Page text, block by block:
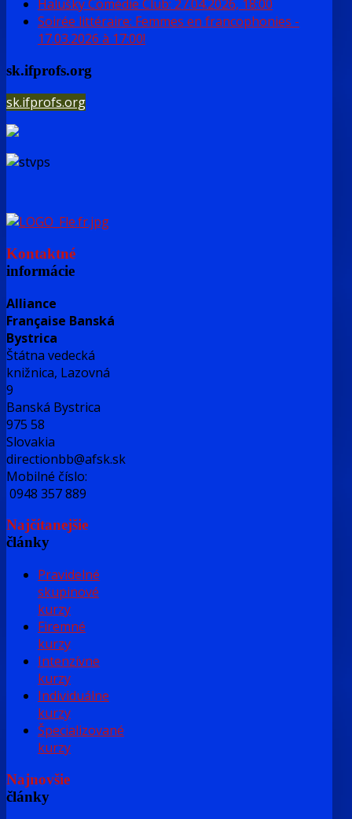
Halušky Comédie Club: 27.04.2026, 18:00
Soirée littéraire: Femmes en francophonies -
17.03.2026 à 17:00!
sk.ifprofs.org
sk.ifprofs.org
Kontaktné
informácie
Alliance
Française Banská
Bystrica
Štátna vedecká
knižnica, Lazovná
9
Banská Bystrica
975 58
Slovakia
directionbb@afsk.sk
Mobilné číslo:
0948 357 889
Najčítanejšie
články
Pravidelné
skupinové
kurzy
Firemné
kurzy
Intenzívne
kurzy
Individuálne
kurzy
Špecializované
kurzy
Najnovšie
články